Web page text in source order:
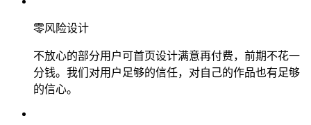
零风险设计
不放心的部分用户可首页设计满意再付费，前期不花一
分钱。我们对用户足够的信任，对自己的作品也有足够
的信心。